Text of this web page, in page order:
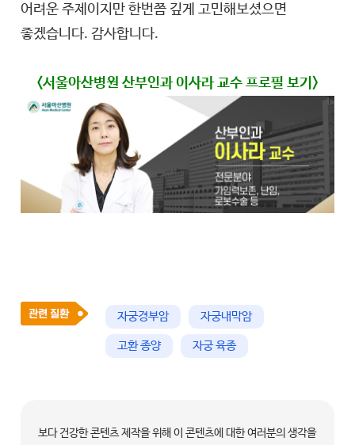
어려운 주제이지만 한번쯤 깊게 고민해보셨으면
좋겠습니다. 감사합니다.
<서울아산병원 산부인과 이사라 교수 프로필 보기>
자궁경부암 자궁내막암
고환 종양 자궁 육종
보다 건강한 콘텐츠 제작을 위해 이 콘텐츠에 대한 여러분의 생각을